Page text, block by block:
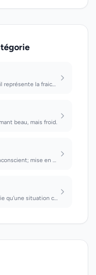
Signe de bonne augure car il représente la fraicheur, la clairvoyance
beau, mais froid.
Symbole des dangers de l'inconscient; mise en garde intérieure.
Le ciel qui s'obscurcit signifie qu'une situation claire s'obscurcit, etc.; il f...